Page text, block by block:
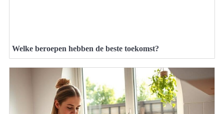
Welke beroepen hebben de beste toekomst?